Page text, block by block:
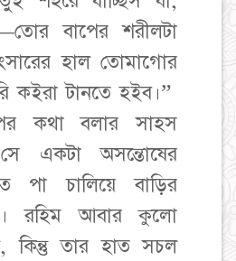
বাপের শরীলটা
হাল তোমাগোর
কইরা টানতে হইব।”
কথা বলার সাহস
একটা অসন্তোষের
পা চালিয়ে বাড়ির
রহিম আবার কুলো
কিন্তু তার হাত সচল